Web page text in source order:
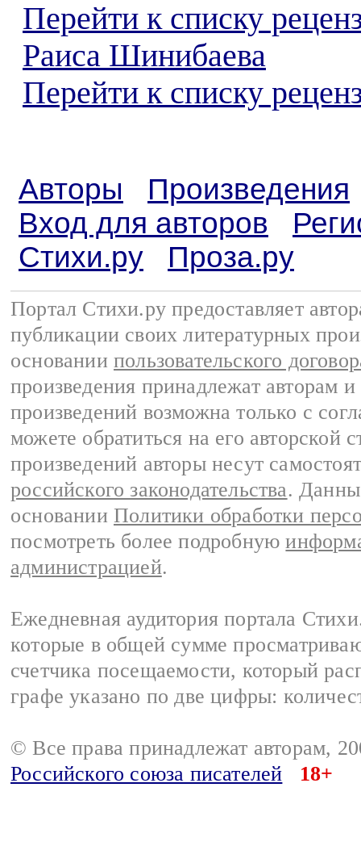
Перейти к списку
Раиса Шинибаева
Перейти к списку
Авторы
Произведения
Вход для авторов
Стихи.ру
Проза.ру
Портал Стихи.ру предоставляет
публикации своих литературных
основании пользовательского
произведения принадлежат авторам
произведений возможна только с
можете обратиться на его авторской
произведений авторы несут
российского законодательства.
основании Политики обработки
посмотреть более подробную
администрацией.
Ежедневная аудитория портала
которые в общей сумме
счетчика посещаемости, который
графе указано по две цифры:
© Все права принадлежат авторам,
Российского союза писателей
18+